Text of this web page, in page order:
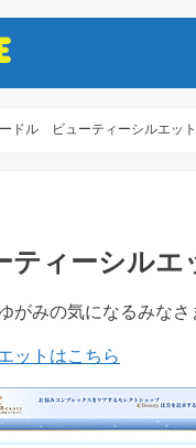
ドル ビューティーシルエット
ィーシルエ
がみの気になるみなさ
ットはこちら